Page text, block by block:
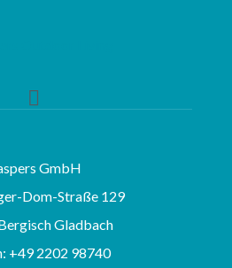
GmbH
Dom-Straße 129
Gladbach
+49 2202 98740